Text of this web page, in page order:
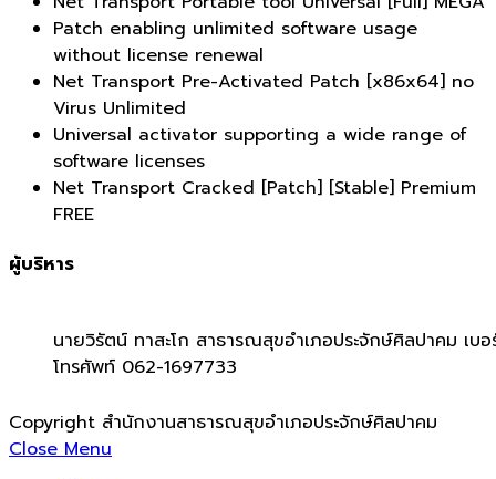
Patch enabling unlimited software usage
without license renewal
Net Transport Pre-Activated Patch [x86x64] no
Virus Unlimited
Universal activator supporting a wide range of
software licenses
Net Transport Cracked [Patch] [Stable] Premium
FREE
ผู้บริหาร
นายวิรัตน์ ทาสะโก สาธารณสุขอำเภอประจักษ์ศิลปาคม เบอ
โทรศัพท์ 062-1697733
Copyright สำนักงานสาธารณสุขอำเภอประจักษ์ศิลปาคม
Close Menu